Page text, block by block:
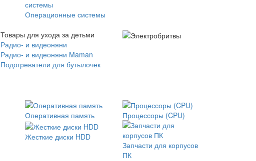
Операционные системы
Товары для ухода за детьми
Радио- и видеоняни
Радио- и видеоняни Maman
Подогреватели для бутылочек
Оперативная память Процессоры (CPU)
Жесткие диски HDD
Запчасти для корпусов
ПК